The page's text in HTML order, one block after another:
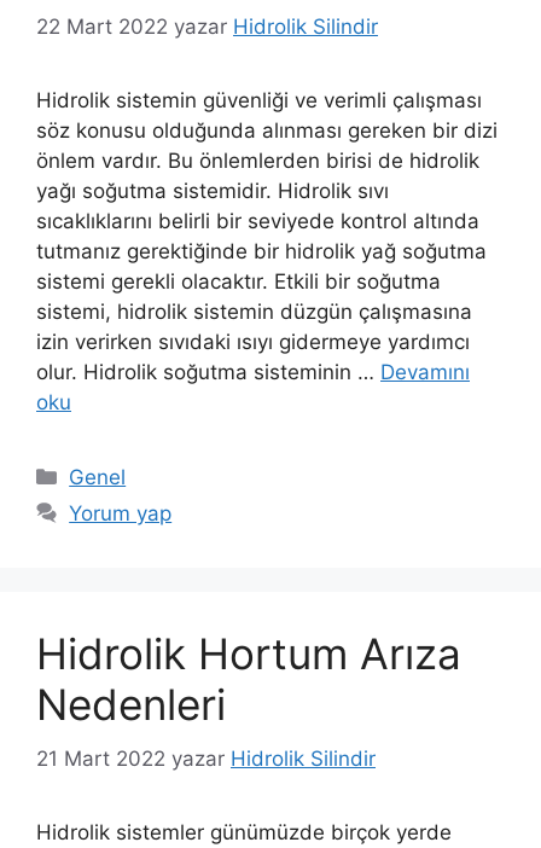
22 Mart 2022 yazar Hidrolik Silindir
Hidrolik sistemin güvenliği ve verimli çalışması
söz konusu olduğunda alınması gereken bir dizi
önlem vardır. Bu önlemlerden birisi de hidrolik
yağı soğutma sistemidir. Hidrolik sıvı
sıcaklıklarını belirli bir seviyede kontrol altında
tutmanız gerektiğinde bir hidrolik yağ soğutma
sistemi gerekli olacaktır. Etkili bir soğutma
sistemi, hidrolik sistemin düzgün çalışmasına
izin verirken sıvıdaki ısıyı gidermeye yardımcı
olur. Hidrolik soğutma sisteminin … Devamını
oku
Kategoriler
Genel
Yorum yap
Hidrolik Hortum Arıza
Nedenleri
21 Mart 2022 yazar Hidrolik Silindir
Hidrolik sistemler günümüzde birçok yerde